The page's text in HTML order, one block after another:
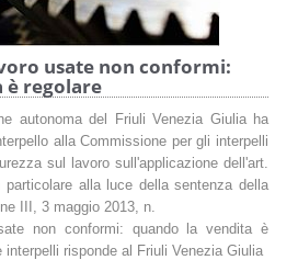
usate non conformi:
è regolare
autonoma del Friuli Venezia Giulia ha
alla Commissione per gli interpelli
sul lavoro sull'applicazione dell'art.
alla luce della sentenza della
III, 3 maggio 2013, n.
non conformi: quando la vendita è
interpelli risponde al Friuli Venezia Giulia